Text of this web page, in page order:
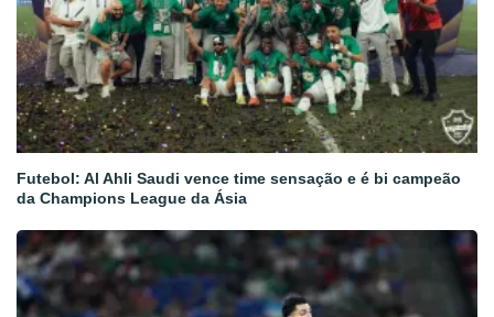
Futebol: Al Ahli Saudi vence time sensação e é bi campeão
da Champions League da Ásia